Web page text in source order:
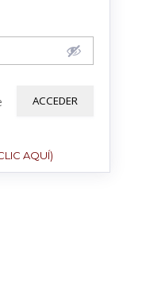
AQUÍ)